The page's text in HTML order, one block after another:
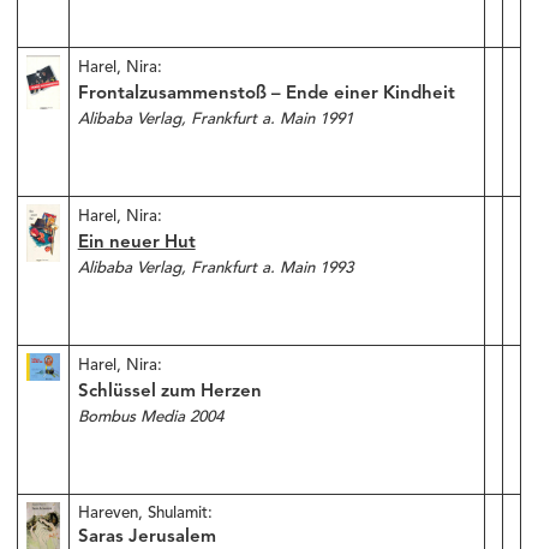
Harel, Nira:
Frontalzusammenstoß – Ende einer Kindheit
Alibaba Verlag, Frankfurt a. Main 1991
Harel, Nira:
Ein neuer Hut
Alibaba Verlag, Frankfurt a. Main 1993
Harel, Nira:
Schlüssel zum Herzen
Bombus Media 2004
Hareven, Shulamit:
Saras Jerusalem